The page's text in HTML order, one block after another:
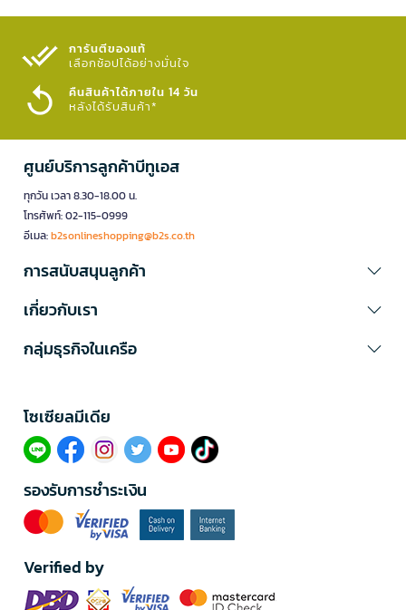
การันตีของแท้
เลือกช้อปได้อย่างมั่นใจ​
คืนสินค้าได้ภายใน 14 วัน
หลังได้รับสินค้า*
ศูนย์บริการลูกค้าบีทูเอส
ทุกวัน เวลา 8.30-18.00 น.
โทรศัพท์: 02-115-0999
อีเมล:b2sonlineshopping@b2s.co.th
การสนับสนุนลูกค้า
เกี่ยวกับเรา
กลุ่มธุรกิจในเครือ
โซเซียลมีเดีย​
รองรับการชำระเงิน
Verified by